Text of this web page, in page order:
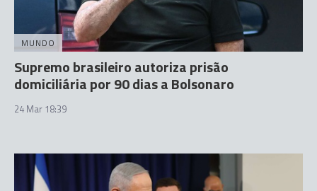
MUNDO
Supremo brasileiro autoriza prisão
domiciliária por 90 dias a Bolsonaro
24 Mar 18:39